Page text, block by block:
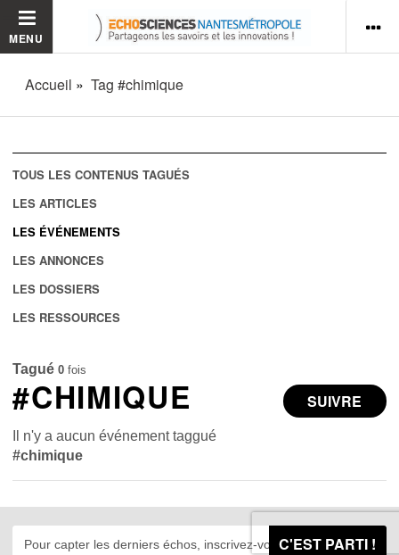
MENU
Accueil Tag #chimique
TOUS LES CONTENUS TAGUÉS
LES ARTICLES
LES ÉVÉNEMENTS
LES ANNONCES
LES DOSSIERS
LES RESSOURCES
Tagué 0 fois
SUIVRE
#CHIMIQUE
Il n'y a aucun événement taggué
#chimique
C'EST PARTI !